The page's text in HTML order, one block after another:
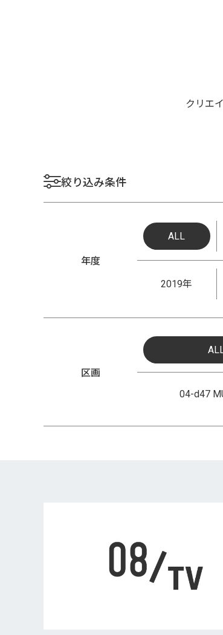
クリエ
絞り込み条件
年度
ALL
2019年
区画
04-d47